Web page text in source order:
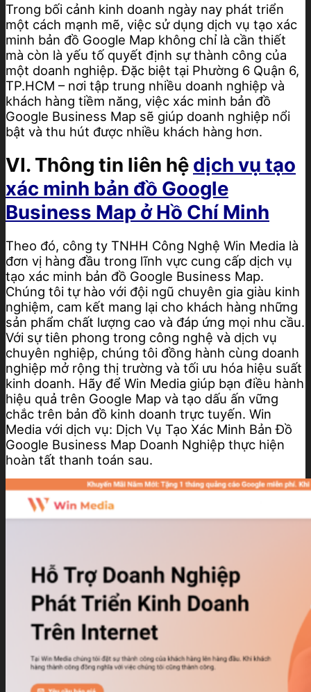
Trong bối cảnh kinh doanh ngày nay phát triển
một cách mạnh mẽ, việc sử dụng dịch vụ tạo xác
minh bản đồ Google Map không chỉ là cần thiết
mà còn là yếu tố quyết định sự thành công của
một doanh nghiệp. Đặc biệt tại Phường 6 Quận 6,
TP.HCM – nơi tập trung nhiều doanh nghiệp và
khách hàng tiềm năng, việc xác minh bản đồ
Google Business Map sẽ giúp doanh nghiệp nổi
bật và thu hút được nhiều khách hàng hơn.
VI. Thông tin liên hệ dịch vụ tạo
xác minh bản đồ Google
Business Map ở Hồ Chí Minh
Theo đó, công ty TNHH Công Nghệ Win Media là
đơn vị hàng đầu trong lĩnh vực cung cấp dịch vụ
tạo xác minh bản đồ Google Business Map.
Chúng tôi tự hào với đội ngũ chuyên gia giàu kinh
nghiệm, cam kết mang lại cho khách hàng những
sản phẩm chất lượng cao và đáp ứng mọi nhu cầu.
Với sự tiên phong trong công nghệ và dịch vụ
chuyên nghiệp, chúng tôi đồng hành cùng doanh
nghiệp mở rộng thị trường và tối ưu hóa hiệu suất
kinh doanh. Hãy để Win Media giúp bạn điều hành
hiệu quả trên Google Map và tạo dấu ấn vững
chắc trên bản đồ kinh doanh trực tuyến. Win
Media với dịch vụ: Dịch Vụ Tạo Xác Minh Bản Đồ
Google Business Map Doanh Nghiệp thực hiện
hoàn tất thanh toán sau.